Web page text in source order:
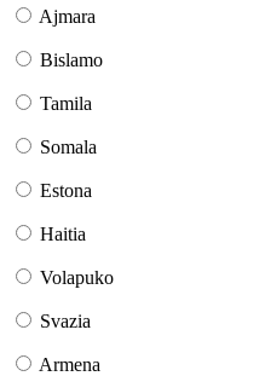
Ajmara
Bislamo
Tamila
Somala
Estona
Haitia
Volapuko
Svazia
Armena